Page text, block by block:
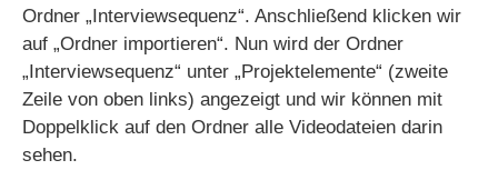
Ordner „Interviewsequenz“. Anschließend klicken wir
auf „Ordner importieren“. Nun wird der Ordner
„Interviewsequenz“ unter „Projektelemente“ (zweite
Zeile von oben links) angezeigt und wir können mit
Doppelklick auf den Ordner alle Videodateien darin
sehen.